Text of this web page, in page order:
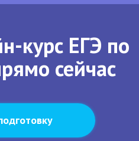
курс ЕГЭ по
сейчас